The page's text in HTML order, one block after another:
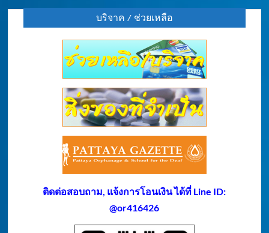
บริจาค / ช่วยเหลือ
ติดต่อสอบถาม, แจ้งการโอนเงิน ได้ที่ Line ID:
@or416426